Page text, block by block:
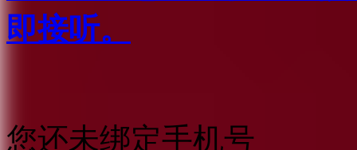
即接听。
您还未绑定手机号